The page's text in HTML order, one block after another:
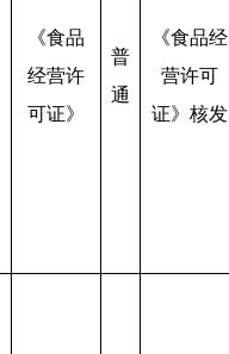
《食品
经营许
可证》
普
通
《食品经
营许可
证》核发